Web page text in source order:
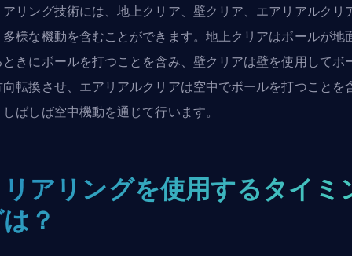
リング技術には、地上クリア、壁クリア、エアリアルクリ
様な機動を含むことができます。地上クリアはボールが地
きにボールを打つことを含み、壁クリアは壁を使用してボ
転換させ、エアリアルクリアは空中でボールを打つことを
ばしば空中機動を通じて行います。
アリングを使用するタイミ
？